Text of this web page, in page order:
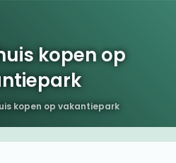
kopen op
kopen op vakantiepark